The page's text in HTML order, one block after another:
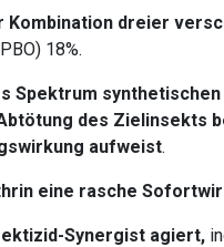
Kombination dreier
18%.
Spektrum
des Zielinsekts
aufweist.
eine rasche
Synergist agiert,